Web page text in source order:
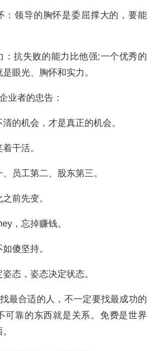
领导的胸怀是委屈撑大的，要能
抗失败的能力比他强;一个优秀的
眼光、胸怀和实力。
业者的忠告：
的机会，才是真正的机会。
干活。
员工第二、股东第三。
前先变。
，忘掉赚钱。
傻坚持。
态，姿态决定状态。
最合适的人，不一定要找最成功的
可靠的东西就是关系。免费是世界